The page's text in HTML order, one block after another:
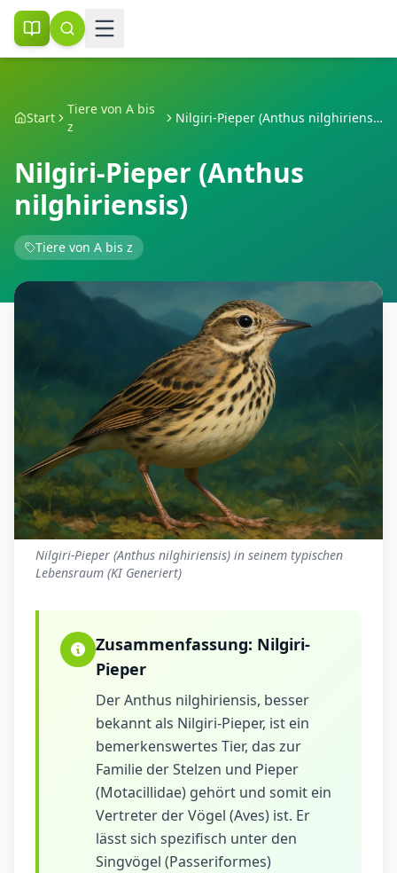
Start
Tiere von A bis
z
Nilgiri-Pieper (Anthus nilghiriensis)
Nilgiri-Pieper (Anthus
nilghiriensis)
Tiere von A bis z
Nilgiri-Pieper (Anthus nilghiriensis) in seinem typischen
Lebensraum (KI Generiert)
Zusammenfassung: Nilgiri-
Pieper
Der Anthus nilghiriensis, besser
bekannt als Nilgiri-Pieper, ist ein
bemerkenswertes Tier, das zur
Familie der Stelzen und Pieper
(Motacillidae) gehört und somit ein
Vertreter der Vögel (Aves) ist. Er
lässt sich spezifisch unter den
Singvögel (Passeriformes)